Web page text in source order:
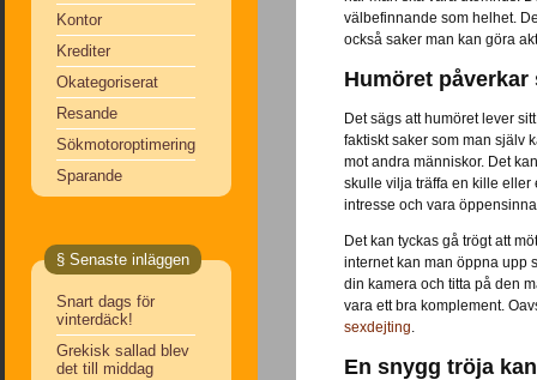
Kontor
Krediter
Okategoriserat
Resande
Sökmotoroptimering
Sparande
§ Senaste inläggen
Snart dags för
vinterdäck!
Grekisk sallad blev
det till middag
välbefinnande som helhet.
också saker man kan göra
Humöret påverkar
Det sägs att humöret lever
faktiskt saker som man själv
mot andra människor. Det
skulle vilja träffa en kille eller
intresse och vara
Det kan tyckas gå trögt att
internet kan man öppna upp
din kamera och titta på den
vara ett bra komplement.
sexdejting.
En snygg tröja